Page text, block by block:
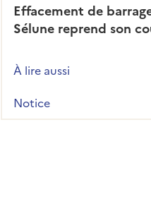
Effacement de
Sélune reprend son
À lire aussi
Notice